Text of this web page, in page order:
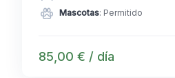
Mascotas: Permitido
85,00 € / día